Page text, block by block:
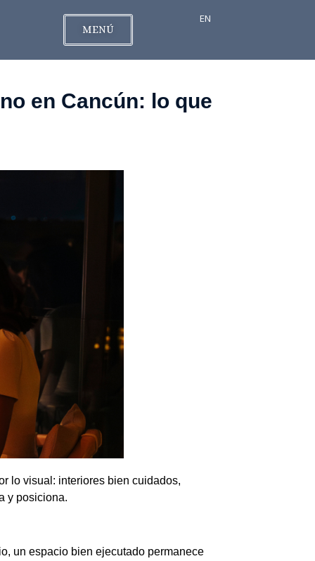
MENÚ
EN
en Cancún: lo que
lo visual: interiores bien cuidados,
y posiciona.
un espacio bien ejecutado permanece